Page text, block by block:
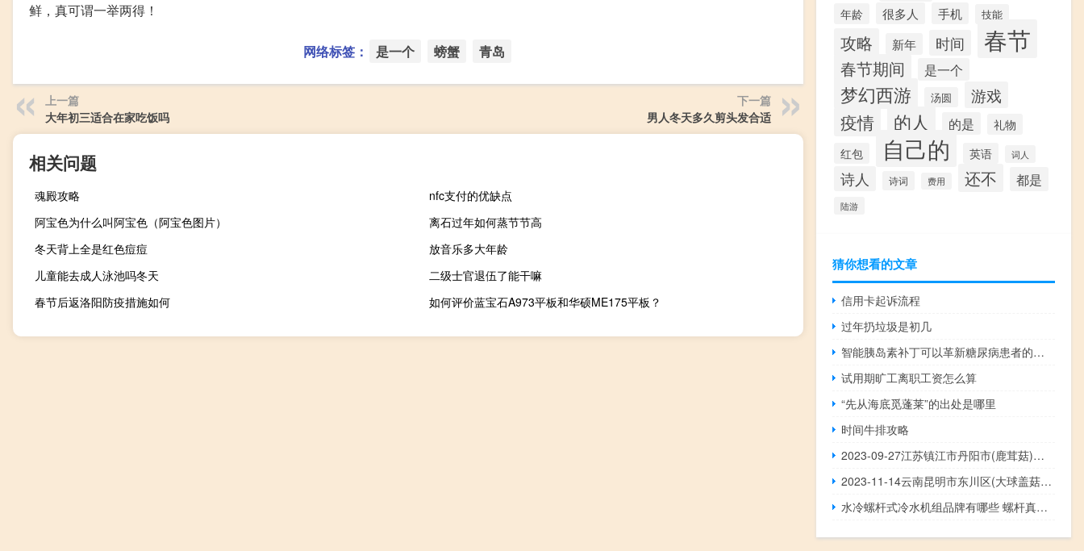
鲜，真可谓一举两得！
网络标签： 是一个 螃蟹 青岛
上一篇
大年初三适合在家吃饭吗
下一篇
男人冬天多久剪头发合适
相关问题
魂殿攻略
nfc支付的优缺点
阿宝色为什么叫阿宝色（阿宝色图片）
离石过年如何蒸节节高
冬天背上全是红色痘痘
放音乐多大年龄
儿童能去成人泳池吗冬天
二级士官退伍了能干嘛
春节后返洛阳防疫措施如何
如何评价蓝宝石A973平板和华硕ME175平板？
年龄
很多人 手机 技能
攻略 新年 时间 春节
春节期间 是一个
梦幻西游 汤圆 游戏
疫情 的人 的是
礼物
红包
自己的 英语 词人
诗人 诗词 费用 还不 都是
陆游
猜你想看的文章
信用卡起诉流程
过年扔垃圾是初几
智能胰岛素补丁可以革新糖尿病患者的护理
试用期旷工离职工资怎么算
“先从海底觅蓬莱”的出处是哪里
时间牛排攻略
2023-09-27江苏镇江市丹阳市(鹿茸菇)的报价是多少
2023-11-14云南昆明市东川区(大球盖菇)的报价是多少
水冷螺杆式冷水机组品牌有哪些 螺杆真空泵品牌有哪些